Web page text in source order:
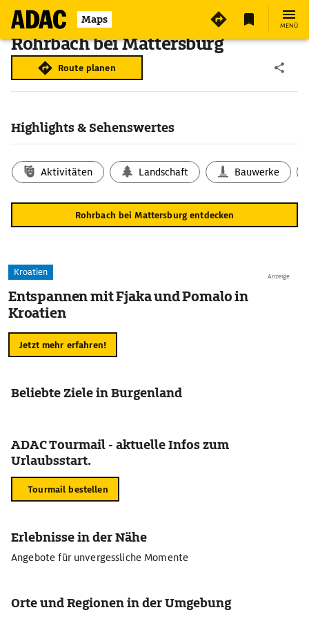
Maps MENÜ
Rohrbach bei Mattersburg
Route planen
Highlights & Sehenswertes
Aktivitäten Landschaft Bauwerke
Rohrbach bei Mattersburg entdecken
Anzeige
Kroatien
Entspannen mit Fjaka und Pomalo in
Kroatien
Jetzt mehr erfahren!
Beliebte Ziele in Burgenland
ADAC Tourmail - aktuelle Infos zum
Urlaubsstart.
Tourmail bestellen
Erlebnisse in der Nähe
Angebote für unvergessliche Momente
Orte und Regionen in der Umgebung